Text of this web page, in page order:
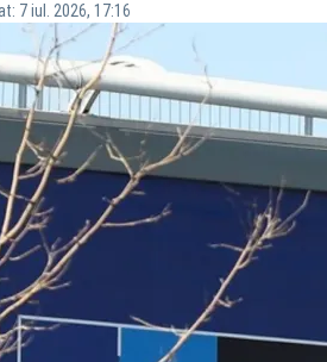
7 iul. 2026, 17:16